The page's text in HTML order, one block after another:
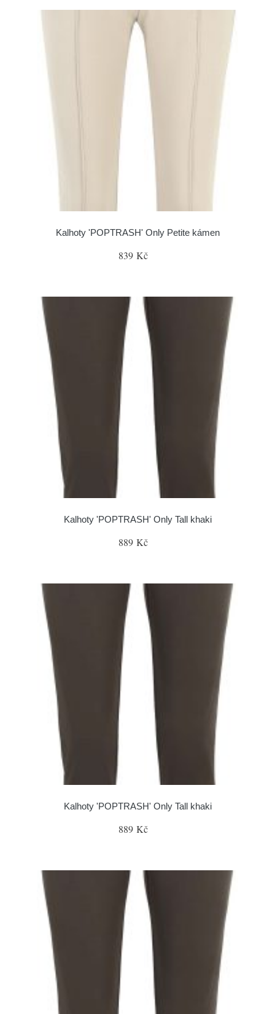
Kalhoty 'POPTRASH' Only Petite kámen
839 Kč
Kalhoty 'POPTRASH' Only Tall khaki
889 Kč
Kalhoty 'POPTRASH' Only Tall khaki
889 Kč